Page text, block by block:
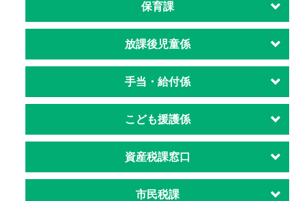
保育課
放課後児童係
手当・給付係
こども援護係
資産税課窓口
市民税課